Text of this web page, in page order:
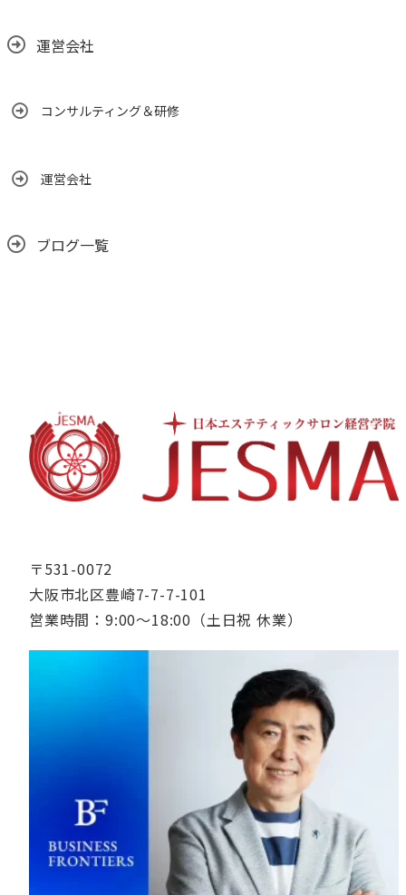
運営会社
コンサルティング＆研修
運営会社
ブログ一覧
〒531-0072
大阪市北区豊崎7-7-7-101
営業時間：9:00〜18:00（土日祝 休業）